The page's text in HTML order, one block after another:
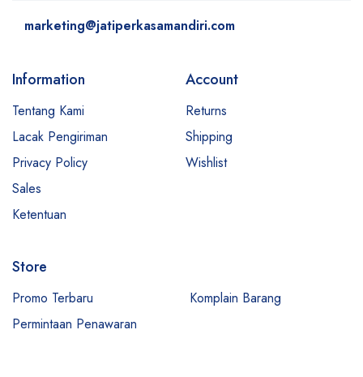
marketing@jatiperkasamandiri.com
Information
Tentang Kami
Lacak Pengiriman
Privacy Policy
Sales
Ketentuan
Account
Returns
Shipping
Wishlist
Store
Promo Terbaru
Komplain Barang
Permintaan Penawaran